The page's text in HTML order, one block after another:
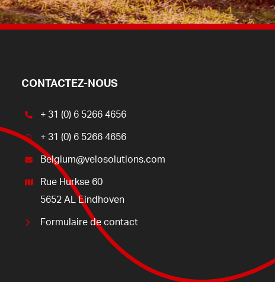
CONTACTEZ-NOUS
+ 31 (0) 6 5266 4656
+ 31 (0) 6 5266 4656
Belgium@velosolutions.com
Rue Hurkse 60
5652 AL Eindhoven
Formulaire de contact